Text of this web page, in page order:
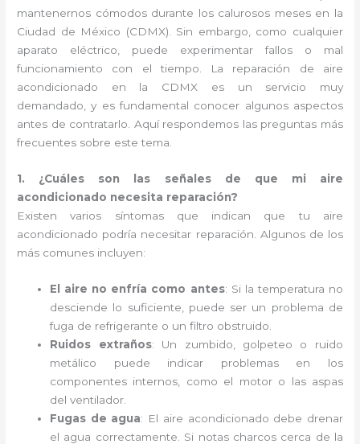
mantenernos cómodos durante los calurosos meses en la
Ciudad de México (CDMX). Sin embargo, como cualquier
aparato eléctrico, puede experimentar fallos o mal
funcionamiento con el tiempo. La reparación de aire
acondicionado en la CDMX es un servicio muy
demandado, y es fundamental conocer algunos aspectos
antes de contratarlo. Aquí respondemos las preguntas más
frecuentes sobre este tema.
1. ¿Cuáles son las señales de que mi aire
acondicionado necesita reparación?
Existen varios síntomas que indican que tu aire
acondicionado podría necesitar reparación. Algunos de los
más comunes incluyen:
El aire no enfría como antes: Si la temperatura no
desciende lo suficiente, puede ser un problema de
fuga de refrigerante o un filtro obstruido.
Ruidos extraños: Un zumbido, golpeteo o ruido
metálico puede indicar problemas en los
componentes internos, como el motor o las aspas
del ventilador.
Fugas de agua: El aire acondicionado debe drenar
el agua correctamente. Si notas charcos cerca de la